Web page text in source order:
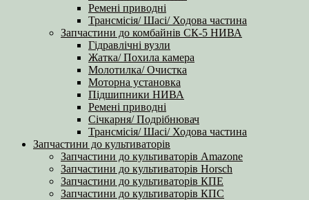
Ремені приводні
Трансмісія/ Шасі/ Ходова частина
Запчастини до комбайнів СК-5 НИВА
Гідравлічні вузли
Жатка/ Похила камера
Молотилка/ Очистка
Моторна установка
Підшипники НИВА
Ремені приводні
Січкарня/ Подрібнювач
Трансмісія/ Шасі/ Ходова частина
Запчастини до культиваторів
Запчастини до культиваторів Amazone
Запчастини до культиваторів Horsch
Запчастини до культиваторів КПЕ
Запчастини до культиваторів КПС